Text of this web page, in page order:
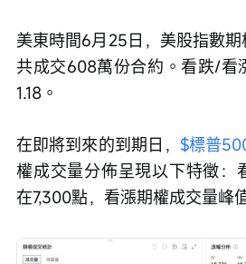
美東時間6月25日，美股指數期
共成交608萬份合約。看跌/看
1.18。
在即將到來的到期日，$標普
權成交量分佈呈現以下特徵：
在7,300點，看漲期權成交量峰